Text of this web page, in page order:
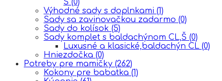
Výhodné sady s doplnkami (1)
Sady sa zavinovačkou zadarmo (0)
Sady do kolísok (5)
Sady komplet s baldachýnom CL,Š (0)
Luxusné a klasické,baldachýn CL (0)
Hniezdočka (0)
Potreby pre mamičky (262)
Kokony pre babatka (1)